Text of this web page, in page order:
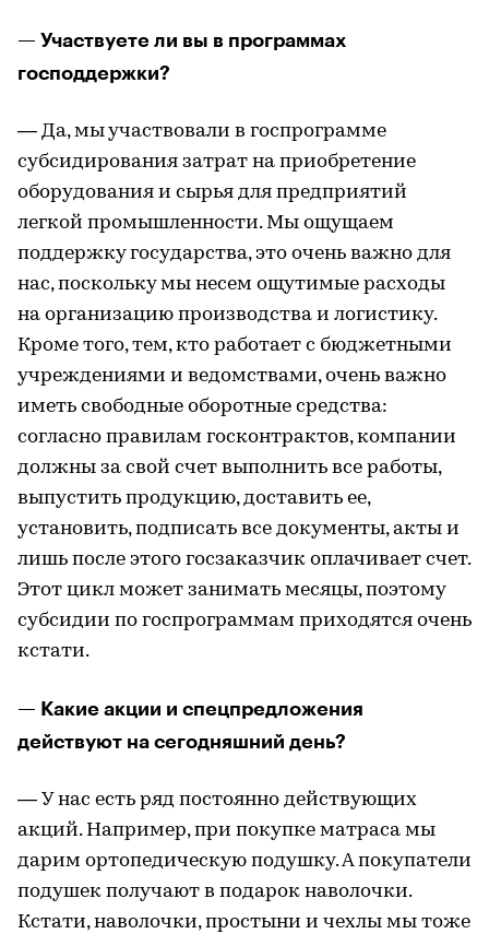
— Участвуете ли вы в программах
господдержки?
— Да, мы участвовали в госпрограмме
субсидирования затрат на приобретение
оборудования и сырья для предприятий
легкой промышленности. Мы ощущаем
поддержку государства, это очень важно для
нас, поскольку мы несем ощутимые расходы
на организацию производства и логистику.
Кроме того, тем, кто работает с бюджетными
учреждениями и ведомствами, очень важно
иметь свободные оборотные средства:
согласно правилам госконтрактов, компании
должны за свой счет выполнить все работы,
выпустить продукцию, доставить ее,
установить, подписать все документы, акты и
лишь после этого госзаказчик оплачивает счет.
Этот цикл может занимать месяцы, поэтому
субсидии по госпрограммам приходятся очень
кстати.
— Какие акции и спецпредложения
действуют на сегодняшний день?
— У нас есть ряд постоянно действующих
акций. Например, при покупке матраса мы
дарим ортопедическую подушку. А покупатели
подушек получают в подарок наволочки.
Кстати, наволочки, простыни и чехлы мы тоже